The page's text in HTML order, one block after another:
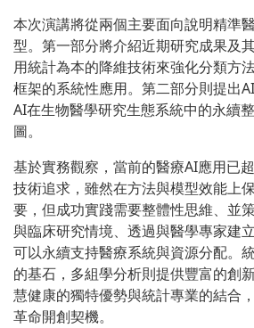
本次演講將從兩個主要面向說明精準
型。第一部分將介紹近期研究成果及
用統計為本的降維技術來強化分類方
框架的系統性應用。第二部分則提出
AI在生物醫學研究生態系統中的永續
圖。
基於實務觀察，當前的醫療AI應用已
技術追求，雖然在方法與模型效能上
要，但成功實踐需要整體性思維、並
與臨床研究情境、透過與醫學專家建
可以永續支持醫療系統與資源分配。
的基石，多組學分析則提供豐富的創
慧健康的獨特優勢與統計專業的結合
革命開創契機。